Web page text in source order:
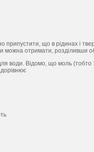
що в рідинах і
можна отримати, розділивши
води. Відомо, що моль (тобто